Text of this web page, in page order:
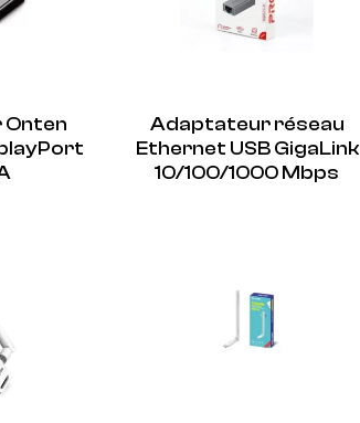
Adaptateur réseau
Ethernet USB GigaLink
10/100/1000 Mbps